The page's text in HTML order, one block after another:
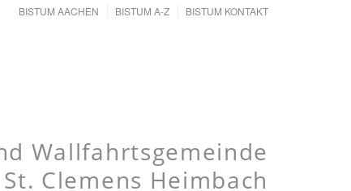
BISTUM AACHEN BISTUM A-Z BISTUM KONTAKT
Wallfahrtsgemeinde
St. Clemens Heimbach